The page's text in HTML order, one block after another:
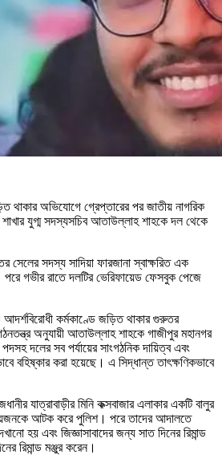
থাকার অভিযোগে গ্রেপ্তারের পর জাতীয় নাগরিক
শাখার যুগ্ম সদস্যসচিব আতাউল্লাহ শাহকে দল থেকে
সেলের সদস্য সাদিয়া ফারজানা স্বাক্ষরিত এক
গভীর রাতে দলটির ভেরিফায়েড ফেসবুক পেজে
আদর্শবিরোধী কর্মকাণ্ডে জড়িত থাকার গুরুতর
অনুযায়ী আতাউল্লাহ শাহকে গাজীপুর মহানগর
দলের সব পর্যায়ের সাংগঠনিক দায়িত্ব এবং
বহিষ্কার করা হয়েছে। এ সিদ্ধান্ত তাৎক্ষণিকভাবে
যাত্রাবাড়ীর মিনি কক্সবাজার এলাকার একটি বালুর
আটক করে পুলিশ। পরে তাদের আদালতে
হয় এবং জিজ্ঞাসাবাদের জন্য সাত দিনের রিমান্ড
রিমান্ড মঞ্জুর করেন।